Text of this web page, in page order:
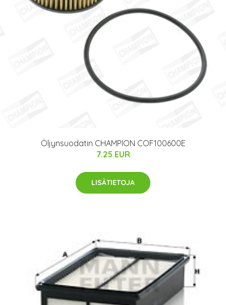
Öljynsuodatin CHAMPION COF100600E
7.25 EUR
LISÄTIETOJA